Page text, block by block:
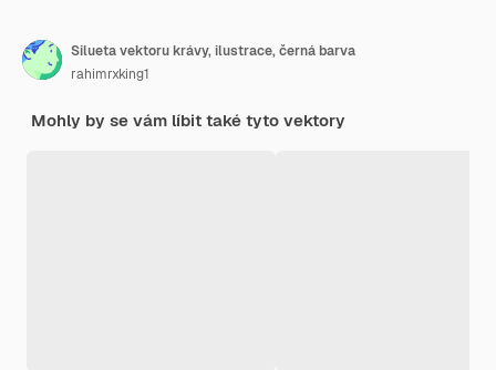
Silueta vektoru krávy, ilustrace, černá barva
rahimrxking1
Mohly by se vám líbit také tyto vektory